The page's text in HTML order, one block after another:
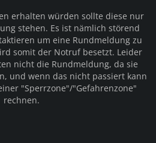
erhalten würden sollte diese nur
stehen. Es ist nämlich störend
um eine Rundmeldung zu
somit der Notruf besetzt. Leider
nicht die Rundmeldung, da sie
und wenn das nicht passiert kann
"Sperrzone"/"Gefahrenzone"
rechnen.